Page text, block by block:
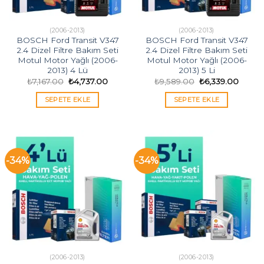
(2006-2013)
BOSCH Ford Transit V347
2.4 Dizel Filtre Bakım Seti
Motul Motor Yağlı (2006-
2013) 4 Lü
₺7,167.00 Orijinal
fiyat:
₺7,167.00.
₺4,737.00Şu
SEPETE EKLE
(2006-2013)
BOSCH Ford Transit V347
2.4 Dizel Filtre Bakım Seti
Motul Motor Yağlı (2006-
2013) 5 Li
₺9,589.00 Orijinal
fiyat:
₺9,589.00.
₺6,339.00Şu
SEPETE EKLE
-34%
(2006-2013)
-34%
(2006-2013)